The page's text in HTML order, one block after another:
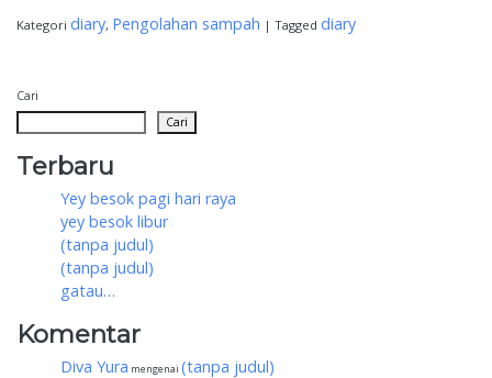
Kategori diary, Pengolahan sampah | Tagged diary
Cari
Cari
Terbaru
Yey besok pagi hari raya
yey besok libur
(tanpa judul)
(tanpa judul)
gatau…
Komentar
Diva Yura mengenai (tanpa judul)